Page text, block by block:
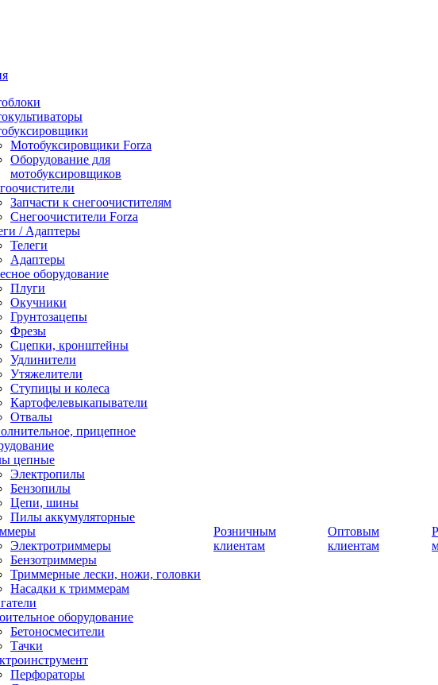
Мотобуксировщики Forza
Оборудование для
мотобуксировщиков
Запчасти к снегоочистителям
Снегоочистители Forza
/ Адаптеры
Телеги
Адаптеры
оборудование
Плуги
Окучники
Грунтозацепы
Фрезы
Сцепки, кронштейны
Удлинители
Утяжелители
Ступицы и колеса
Картофелевыкапыватели
Отвалы
прицепное
цепные
Электропилы
Бензопилы
Цепи, шины
Пилы аккумуляторные
Электротриммеры
Бензотриммеры
Триммерные лески, ножи, головки
Насадки к триммерам
оборудование
Бетоносмесители
Тачки
Перфораторы
Розничным
клиентам
Оптовым
клиентам